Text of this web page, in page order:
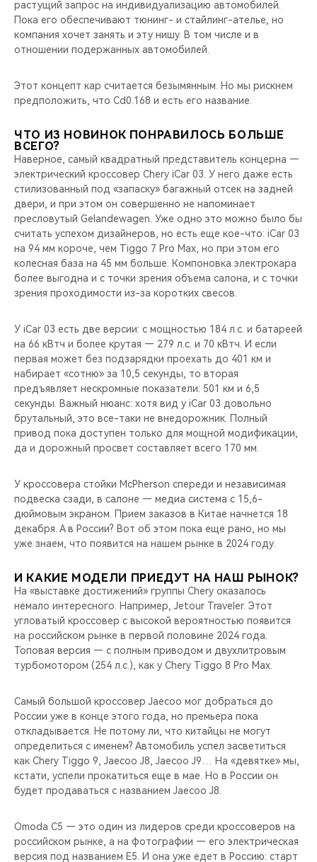
растущий запрос на индивидуализацию автомобилей.
Пока его обеспечивают тюнинг- и стайлинг-ателье, но
компания хочет занять и эту нишу. В том числе и в
отношении подержанных автомобилей.
Этот концепт кар считается безымянным. Но мы рискнем
предположить, что Cd0.168 и есть его название.
ЧТО ИЗ НОВИНОК ПОНРАВИЛОСЬ БОЛЬШЕ
ВСЕГО?
Наверное, самый квадратный представитель концерна —
электрический кроссовер Chery iCar 03. У него даже есть
стилизованный под «запаску» багажный отсек на задней
двери, и при этом он совершенно не напоминает
пресловутый Gelandewagen. Уже одно это можно было бы
считать успехом дизайнеров, но есть еще кое-что: iCar 03
на 94 мм короче, чем Tiggo 7 Pro Max, но при этом его
колесная база на 45 мм больше. Компоновка электрокара
более выгодна и с точки зрения объема салона, и с точки
зрения проходимости из-за коротких свесов.
У iCar 03 есть две версии: с мощностью 184 л.с. и батареей
на 66 кВтч и более крутая — 279 л.с. и 70 кВтч. И если
первая может без подзарядки проехать до 401 км и
набирает «сотню» за 10,5 секунды, то вторая
предъявляет нескромные показатели: 501 км и 6,5
секунды. Важный нюанс: хотя вид у iCar 03 довольно
брутальный, это все-таки не внедорожник. Полный
привод пока доступен только для мощной модификации,
да и дорожный просвет составляет всего 170 мм.
У кроссовера стойки McPherson спереди и независимая
подвеска сзади, в салоне — медиа система с 15,6-
дюймовым экраном. Прием заказов в Китае начнется 18
декабря. А в России? Вот об этом пока еще рано, но мы
уже знаем, что появится на нашем рынке в 2024 году.
И КАКИЕ МОДЕЛИ ПРИЕДУТ НА НАШ РЫНОК?
На «выставке достижений» группы Chery оказалось
немало интересного. Например, Jetour Traveler. Этот
угловатый кроссовер с высокой вероятностью появится
на российском рынке в первой половине 2024 года.
Топовая версия — с полным приводом и двухлитровым
турбомотором (254 л.с.), как у Chery Tiggo 8 Pro Max.
Самый большой кроссовер Jaecoo мог добраться до
России уже в конце этого года, но премьера пока
откладывается. Не потому ли, что китайцы не могут
определиться с именем? Автомобиль успел засветиться
как Chery Tiggo 9, Jaecoo J8, Jaecoo J9… На «девятке» мы,
кстати, успели прокатиться еще в мае. Но в России он
будет продаваться с названием Jaecoo J8.
Omoda С5 — это один из лидеров среди кроссоверов на
российском рынке, а на фотографии — его электрическая
версия под названием Е5. И она уже едет в Россию: старт